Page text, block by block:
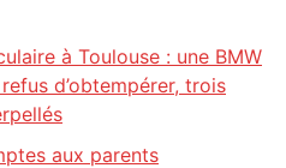
à Toulouse : une BMW
d’obtempérer, trois
aux parents